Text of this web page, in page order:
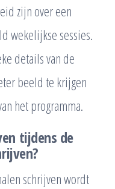
zijn over een
wekelijkse sessies.
details van de
beeld te krijgen
het programma.
tijdens de
schrijven wordt